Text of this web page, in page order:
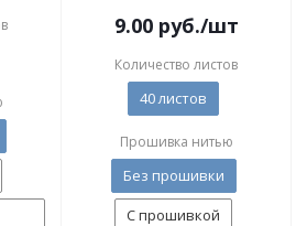
9.00руб./шт
Количество листов
40 листов
Прошивка нитью
Без прошивки
С прошивкой